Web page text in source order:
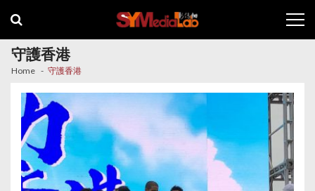
navigation
content
守護香港
Home 守護香港